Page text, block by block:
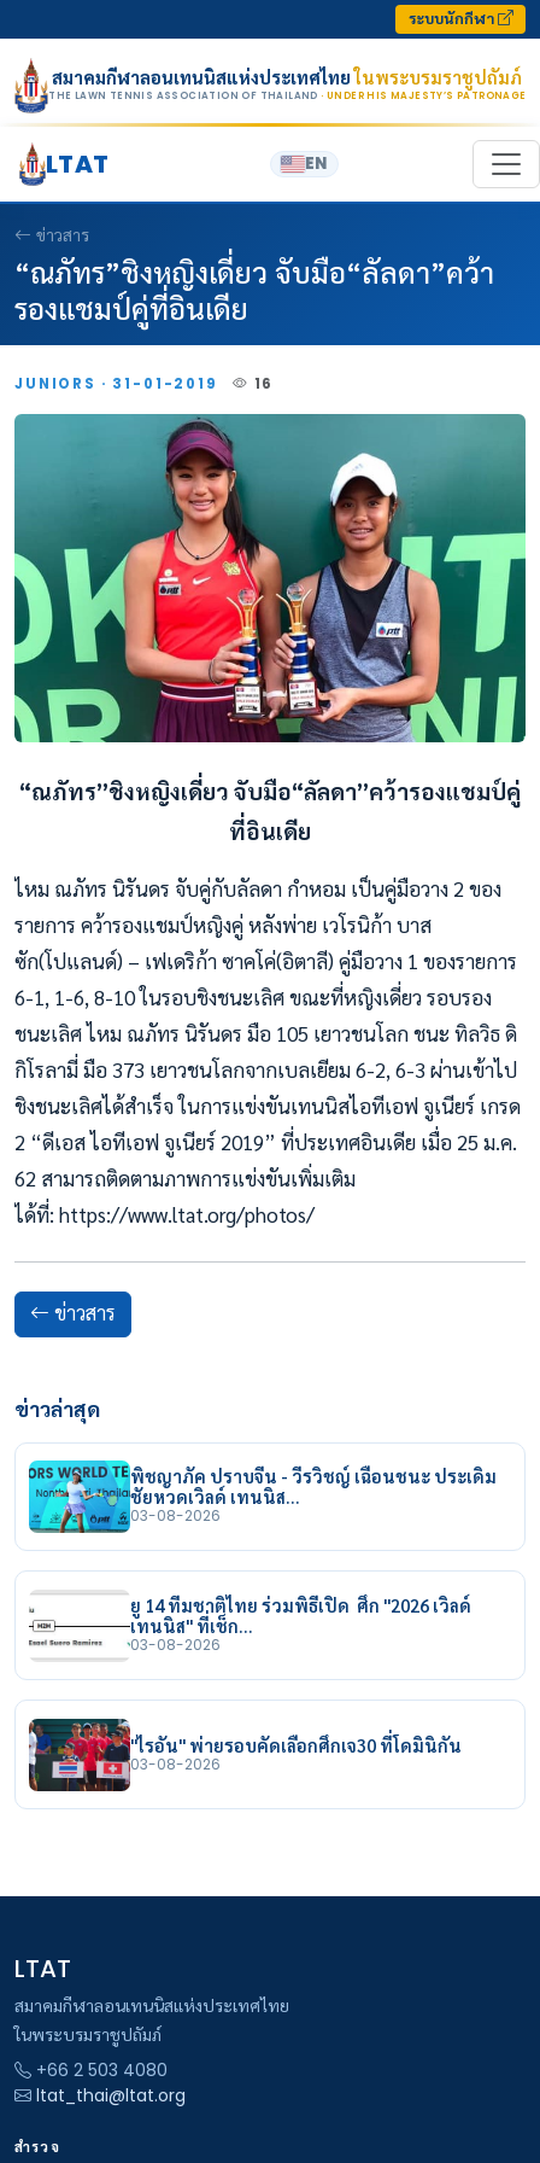
ระบบนักกีฬา
สมาคมกีฬาลอนเทนนิสแห่งประเทศไทยในพระบรมราชูปถัมภ์
THE LAWN TENNIS ASSOCIATION OF THAILAND · UNDER HIS MAJESTY’S PATRONAGE
LTAT EN
ข่าวสาร
“ณภัทร”ชิงหญิงเดี่ยว จับมือ“ลัลดา”คว้า
รองแชมป์คู่ที่อินเดีย
JUNIORS · 31-01-2019 16
“ณภัทร”ชิงหญิงเดี่ยว จับมือ“ลัลดา”คว้ารองแชมป์คู่
ที่อินเดีย
ไหม ณภัทร นิรันดร จับคู่กับลัลดา กำหอม เป็นคู่มือวาง 2 ของ
รายการ คว้ารองแชมป์หญิงคู่ หลังพ่าย เวโรนิก้า บาส
ซัก(โปแลนด์) – เฟเดริก้า ซาคโค่(อิตาลี) คู่มือวาง 1 ของรายการ
6-1, 1-6, 8-10 ในรอบชิงชนะเลิศ ขณะที่หญิงเดี่ยว รอบรอง
ชนะเลิศ ไหม ณภัทร นิรันดร มือ 105 เยาวชนโลก ชนะ ทิลวิธ ดิ
กิโรลามี่ มือ 373 เยาวชนโลกจากเบลเยียม 6-2, 6-3 ผ่านเข้าไป
ชิงชนะเลิศได้สำเร็จ ในการแข่งขันเทนนิสไอทีเอฟ จูเนียร์ เกรด
2 “ดีเอส ไอทีเอฟ จูเนียร์ 2019” ที่ประเทศอินเดีย เมื่อ 25 ม.ค.
62 สามารถติดตามภาพการแข่งขันเพิ่มเติม
ได้ที่: https://www.ltat.org/photos/
ข่าวสาร
ข่าวล่าสุด
พิชญาภัค ปราบจีน - วีรวิชญ์ เฉือนชนะ ประเดิม
ชัยหวดเวิลด์ เทนนิส…
03-08-2026
ยู 14 ทีมชาติไทย ร่วมพิธีเปิด ศึก "2026 เวิลด์
เทนนิส" ที่เช็ก…
03-08-2026
"ไรอัน" พ่ายรอบคัดเลือกศึกเจ30 ที่โดมินิกัน
03-08-2026
LTAT
สมาคมกีฬาลอนเทนนิสแห่งประเทศไทย
ในพระบรมราชูปถัมภ์
+66 2 503 4080
ltat_thai@ltat.org
สำรวจ